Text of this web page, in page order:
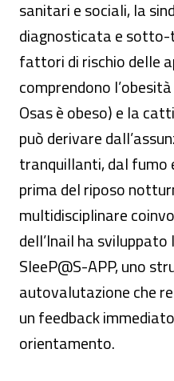
sanitari e sociali, la
diagnosticata e
fattori di rischio delle
comprendono
Osas è obeso) e la
può derivare
tranquillanti, dal fumo
prima del riposo
multidisciplinare
dell’Inail ha
SleeP@S-APP, uno
autovalutazione che
un feedback
orientamento.